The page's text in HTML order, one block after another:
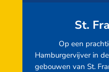
St.
Op een
Hamburgervijver in
gebouwen van St.